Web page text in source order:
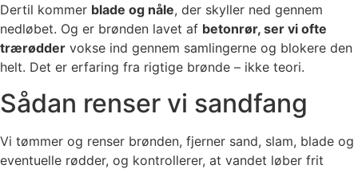
Dertil kommer blade og nåle, der skyller ned gennem
nedløbet. Og er brønden lavet af betonrør, ser vi ofte
trærødder vokse ind gennem samlingerne og blokere den
helt. Det er erfaring fra rigtige brønde – ikke teori.
Sådan renser vi sandfang
Vi tømmer og renser brønden, fjerner sand, slam, blade og
eventuelle rødder, og kontrollerer, at vandet løber frit